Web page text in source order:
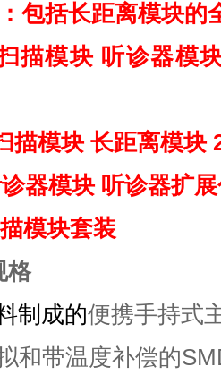
包括长距离模块的
描模块 听诊器模
描模块 长距离模块
器模块 听诊器扩
模块套装
格
制成的便携手持式
和带温度补偿的